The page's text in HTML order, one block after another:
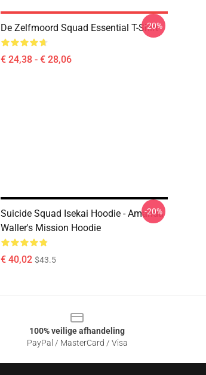
De Zelfmoord Squad Essential T-Shirt
€ 24,38 - € 28,06
-20%
Suicide Squad Isekai Hoodie - Amanda
Waller's Mission Hoodie
€ 40,02 $43.5
-20%
100% veilige afhandeling
PayPal / MasterCard / Visa